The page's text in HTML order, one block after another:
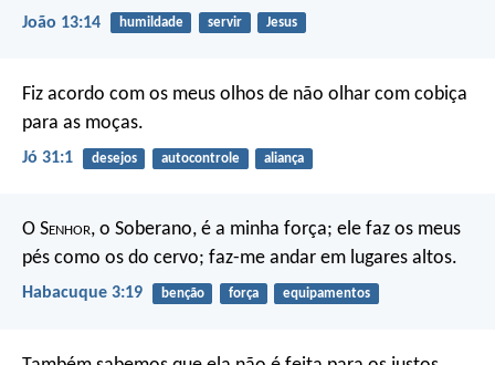
João 13:14 humildade servir Jesus
Fiz acordo com os meus olhos de não olhar com cobiça
para as moças.
Jó 31:1 desejos autocontrole aliança
O Senhor, o Soberano, é a minha força; ele faz os meus
pés como os do cervo; faz-me andar em lugares altos.
Habacuque 3:19 benção força equipamentos